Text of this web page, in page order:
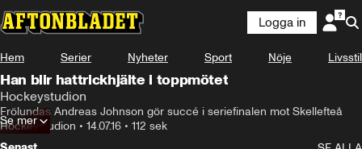
Logga in
Hem Serier Nyheter Sport Nöje Livsstil
Han blir hattrickhjälte i toppmötet
Hockeystudion
Frölundas Andreas Johnson gör succé i seriefinalen mot Skellefteå
Hockeystudion • 14.07.16 • 112 sek
Se mer